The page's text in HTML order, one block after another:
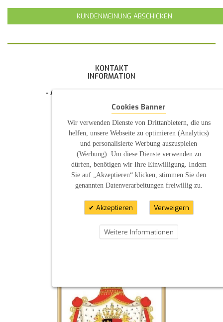
KUNDENMEINUNG ABSCHICKEN
KONTAKT
INFORMATION
- Allgemeine Geschäftsbedingung (AGB)
- Datenschutzerklärung
- Impressum
- Pflegehinweise
E-Mail: infos@sp-kerzen.de
Cookies Banner
Wir verwenden Dienste von Drittanbietern, die uns
helfen, unsere Webseite zu optimieren (Analytics)
und personalisierte Werbung auszuspielen
(Werbung). Um diese Dienste verwenden zu
dürfen, benötigen wir Ihre Einwilligung. Indem
Sie auf „Akzeptieren“ klicken, stimmen Sie den
genannten Datenverarbeitungen freiwillig zu.
Akzeptieren Verweigern
Weitere Informationen